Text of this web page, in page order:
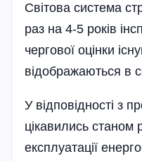
Світова система
раз на 4-5 років
чергової оцінки
відображаються в
У відповідності з
цікавились станом
експлуатації